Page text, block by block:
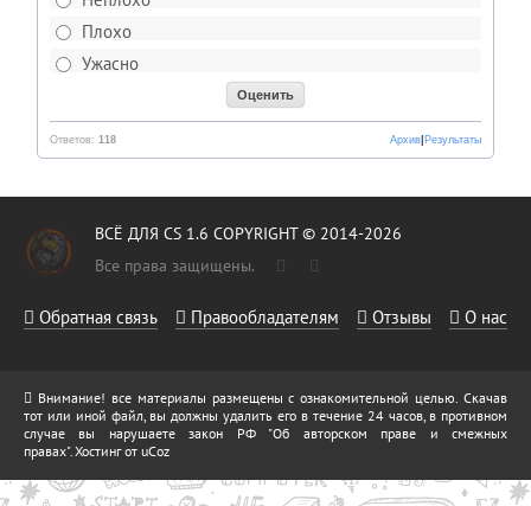
Плохо
Ужасно
Ответов: 118 Результаты
Архив
ВСЁ ДЛЯ CS 1.6 COPYRIGHT © 2014-2026
Все права защищены.
Обратная связь Правообладателям Отзывы О нас
Внимание! все материалы размещены с ознакомительной целью. Скачав
тот или иной файл, вы должны удалить его в течение 24 часов, в противном
случае вы нарушаете закон РФ "Об авторском праве и смежных
правах".Хостинг от uCoz